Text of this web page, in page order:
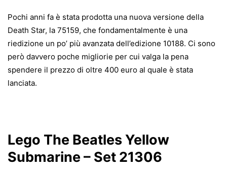
Pochi anni fa è stata prodotta una nuova versione della
Death Star, la 75159, che fondamentalmente è una
riedizione un po’ più avanzata dell’edizione 10188. Ci sono
però davvero poche migliorie per cui valga la pena
spendere il prezzo di oltre 400 euro al quale è stata
lanciata.
Lego The Beatles Yellow
Submarine – Set 21306